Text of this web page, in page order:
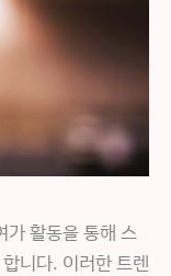
가 활동을 통해 스
니다. 이러한 트렌